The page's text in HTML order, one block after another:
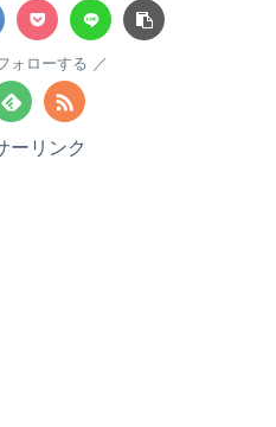
ォローする
ーリンク